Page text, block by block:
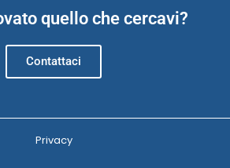
quello che cercavi?
Contattaci
Privacy